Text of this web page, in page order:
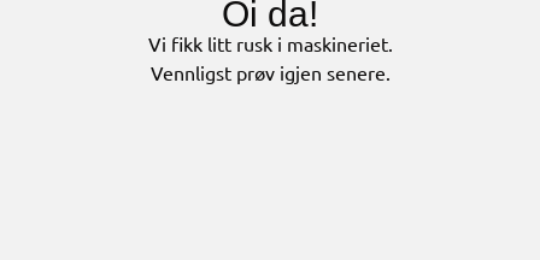
Oi da!
Vi fikk litt rusk i maskineriet.
Vennligst prøv igjen senere.